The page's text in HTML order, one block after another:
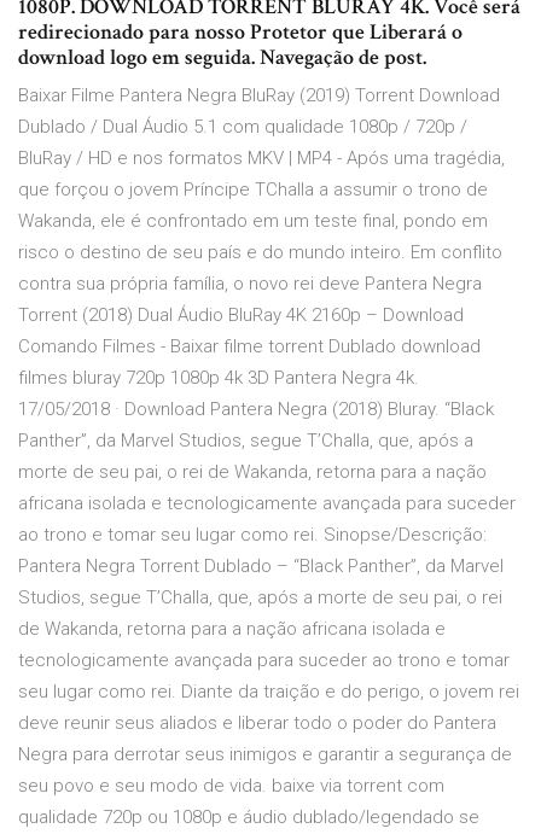
1080P. DOWNLOAD TORRENT BLURAY 4K. Você será
redirecionado para nosso Protetor que Liberará o
download logo em seguida. Navegação de post.
Baixar Filme Pantera Negra BluRay (2019) Torrent Download
Dublado / Dual Áudio 5.1 com qualidade 1080p / 720p /
BluRay / HD e nos formatos MKV | MP4 - Após uma tragédia,
que forçou o jovem Príncipe TChalla a assumir o trono de
Wakanda, ele é confrontado em um teste final, pondo em
risco o destino de seu país e do mundo inteiro. Em conflito
contra sua própria família, o novo rei deve Pantera Negra
Torrent (2018) Dual Áudio BluRay 4K 2160p – Download
Comando Filmes - Baixar filme torrent Dublado download
filmes bluray 720p 1080p 4k 3D Pantera Negra 4k.
17/05/2018 · Download Pantera Negra (2018) Bluray. “Black
Panther”, da Marvel Studios, segue T’Challa, que, após a
morte de seu pai, o rei de Wakanda, retorna para a nação
africana isolada e tecnologicamente avançada para suceder
ao trono e tomar seu lugar como rei. Sinopse/Descrição:
Pantera Negra Torrent Dublado – “Black Panther”, da Marvel
Studios, segue T’Challa, que, após a morte de seu pai, o rei
de Wakanda, retorna para a nação africana isolada e
tecnologicamente avançada para suceder ao trono e tomar
seu lugar como rei. Diante da traição e do perigo, o jovem rei
deve reunir seus aliados e liberar todo o poder do Pantera
Negra para derrotar seus inimigos e garantir a segurança de
seu povo e seu modo de vida. baixe via torrent com
qualidade 720p ou 1080p e áudio dublado/legendado se